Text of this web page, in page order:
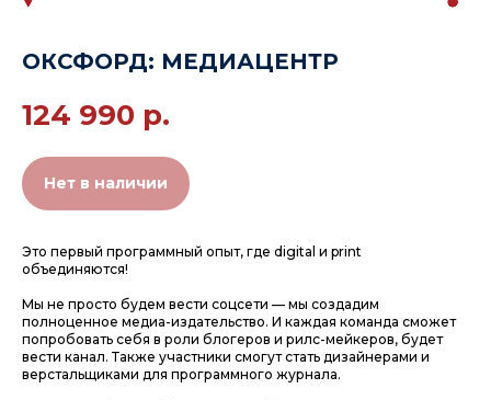
ОКСФОРД: МЕДИАЦЕНТР
124 990 р.
Нет в наличии
Это первый программный опыт, где digital и print
объединяются!
Мы не просто будем вести соцсети — мы создадим
полноценное медиа-издательство. И каждая команда сможет
попробовать себя в роли блогеров и рилс-мейкеров, будет
вести канал. Также участники смогут стать дизайнерами и
верстальщиками для программного журнала.